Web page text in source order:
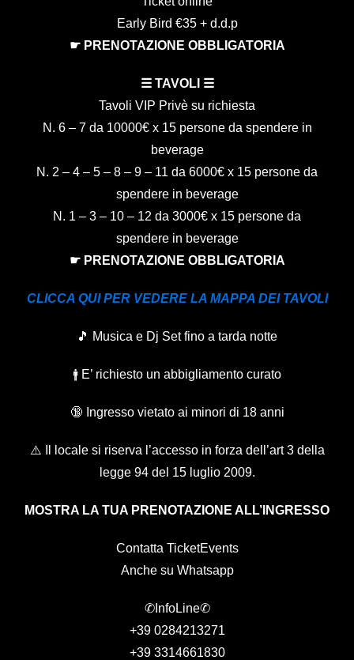
Early Bird €35 + d.d.p
☛ PRENOTAZIONE OBBLIGATORIA
☰ TAVOLI ☰
Tavoli VIP Privè su richiesta
N. 6 – 7 da 10000€ x 15 persone da spendere in
beverage
N. 2 – 4 – 5 – 8 – 9 – 11 da 6000€ x 15 persone da
spendere in beverage
N. 1 – 3 – 10 – 12 da 3000€ x 15 persone da
spendere in beverage
☛ PRENOTAZIONE OBBLIGATORIA
CLICCA QUI PER VEDERE LA MAPPA DEI TAVOLI
🎵 Musica e Dj Set fino a tarda notte
🚹 E’ richiesto un abbigliamento curato
🔞 Ingresso vietato ai minori di 18 anni
⚠️ Il locale si riserva l’accesso in forza dell’art 3 della
legge 94 del 15 luglio 2009.
MOSTRA LA TUA PRENOTAZIONE ALL’INGRESSO
Contatta TicketEvents
Anche su Whatsapp
✆InfoLine✆
+39 0284213271
+39 3314661830